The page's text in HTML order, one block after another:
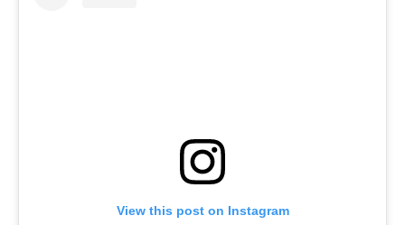
View this post on Instagram